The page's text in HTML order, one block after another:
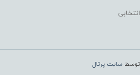
سایت پرتال